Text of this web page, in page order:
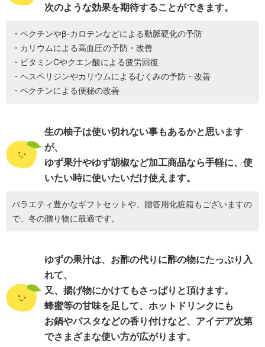
次のような効果を期待することができます。
・ペクチンやβ-カロテンなどによる動脈硬化の予防
・カリウムによる高血圧の予防・改善
・ビタミンCやクエン酸による疲労回復
・ヘスペリジンやカリウムによるむくみの予防・改善
・ペクチンによる便秘の改善
生の柚子は使い切れない事もあるかと思います
が、
ゆず果汁やゆず胡椒など加工商品なら手軽に、使
いたい時に使いたいだけ使えます。
バラエティ豊かなギフトセットや、贈答用化粧箱もございますの
で、冬の贈り物に最適です。
ゆずの果汁は、お酢の代りに酢の物にたっぷり入
れて、
又、揚げ物にかけてもさっぱりと頂けます。
蜂蜜等の甘味を足して、ホットドリンクにも
お鍋やパスタなどの香り付けなど、アイデア次第
でさまざまな使い方が広がります。